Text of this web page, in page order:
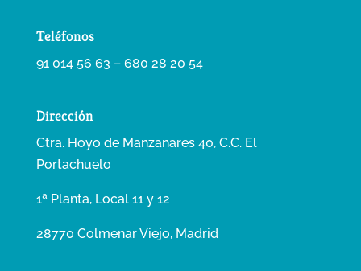
Teléfonos
91 014 56 63 – 680 28 20 54
Dirección
Ctra. Hoyo de Manzanares 40, C.C. El
Portachuelo
1ª Planta, Local 11 y 12
28770 Colmenar Viejo, Madrid